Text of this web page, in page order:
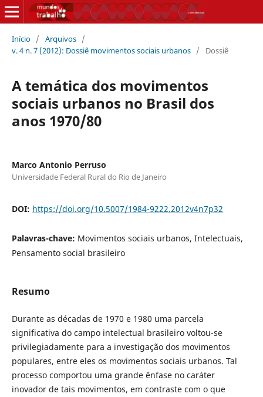
Início / Arquivos /
v. 4 n. 7 (2012): Dossiê movimentos sociais urbanos / Dossiê
A temática dos movimentos
sociais urbanos no Brasil dos
anos 1970/80
Marco Antonio Perruso
Universidade Federal Rural do Rio de Janeiro
DOI: https://doi.org/10.5007/1984-9222.2012v4n7p32
Palavras-chave: Movimentos sociais urbanos, Intelectuais,
Pensamento social brasileiro
Resumo
Durante as décadas de 1970 e 1980 uma parcela
significativa do campo intelectual brasileiro voltou-se
privilegiadamente para a investigação dos movimentos
populares, entre eles os movimentos sociais urbanos. Tal
processo comportou uma grande ênfase no caráter
inovador de tais movimentos, em contraste com o que